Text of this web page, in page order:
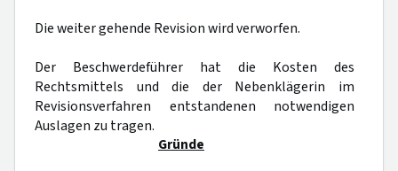
Die weiter gehende Revision wird verworfen.
Der Beschwerdeführer hat die Kosten des
Rechtsmittels und die der Nebenklägerin im
Revisionsverfahren entstandenen notwendigen
Auslagen zu tragen.
Gründe